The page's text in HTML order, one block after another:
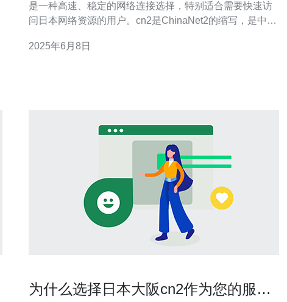
是一种高速、稳定的网络连接选择，特别适合需要快速访
问日本网络资源的用户。cn2是ChinaNet2的缩写，是中国
的网络连接和快速的数据传输速度，能够满足用户对网络
2025年6月8日
为什么选择日本大阪cn2作为您的服务